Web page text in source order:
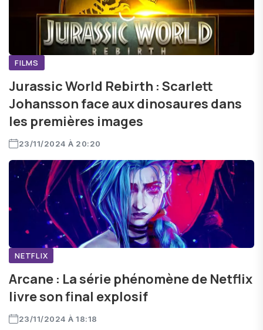
FILMS
Jurassic World Rebirth : Scarlett
Johansson face aux dinosaures dans
les premières images
23/11/2024 À 20:20
NETFLIX
Arcane : La série phénomène de Netflix
livre son final explosif
23/11/2024 À 18:18